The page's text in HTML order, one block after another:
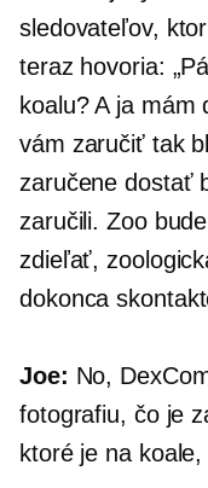
sledovateľov,
teraz hovoria:
koalu? A ja
vám zaručiť tak
zaručene dostať
zaručili. Zoo
zdieľať,
dokonca
Joe: No,
fotografiu, čo je
ktoré je na